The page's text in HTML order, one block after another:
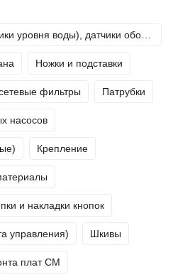
Ножки и подставки
фильтры Патрубки
насосов
Крепление
и накладки кнопок
управления) Шкивы
плат СМ